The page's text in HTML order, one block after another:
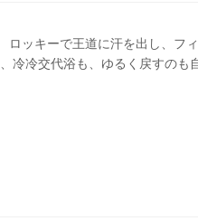
ロッキーで王道に汗を出し、フ
冷冷交代浴も、ゆるく戻すのも